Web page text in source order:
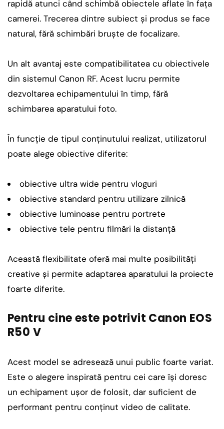
rapidă atunci când schimbă obiectele aflate în fața
camerei. Trecerea dintre subiect și produs se face
natural, fără schimbări bruște de focalizare.
Un alt avantaj este compatibilitatea cu obiectivele
din sistemul Canon RF. Acest lucru permite
dezvoltarea echipamentului în timp, fără
schimbarea aparatului foto.
În funcție de tipul conținutului realizat, utilizatorul
poate alege obiective diferite:
obiective ultra wide pentru vloguri
obiective standard pentru utilizare zilnică
obiective luminoase pentru portrete
obiective tele pentru filmări la distanță
Această flexibilitate oferă mai multe posibilități
creative și permite adaptarea aparatului la proiecte
foarte diferite.
Pentru cine este potrivit Canon EOS
R50 V
Acest model se adresează unui public foarte variat.
Este o alegere inspirată pentru cei care își doresc
un echipament ușor de folosit, dar suficient de
performant pentru conținut video de calitate.